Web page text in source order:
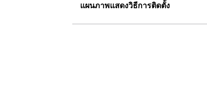
แผนภาพแสดงวิธีการติดตั้ง